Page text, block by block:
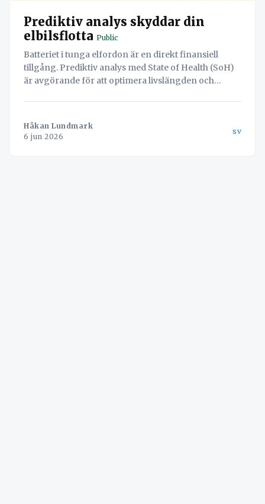
Prediktiv analys skyddar din
elbilsflotta Public
Batteriet i tunga elfordon är en direkt finansiell
tillgång. Prediktiv analys med State of Health (SoH)
är avgörande för att optimera livslängden och
för att minska slitage och förlänga flottans
ekonomiska l
Håkan Lundmark
6 jun 2026
sv